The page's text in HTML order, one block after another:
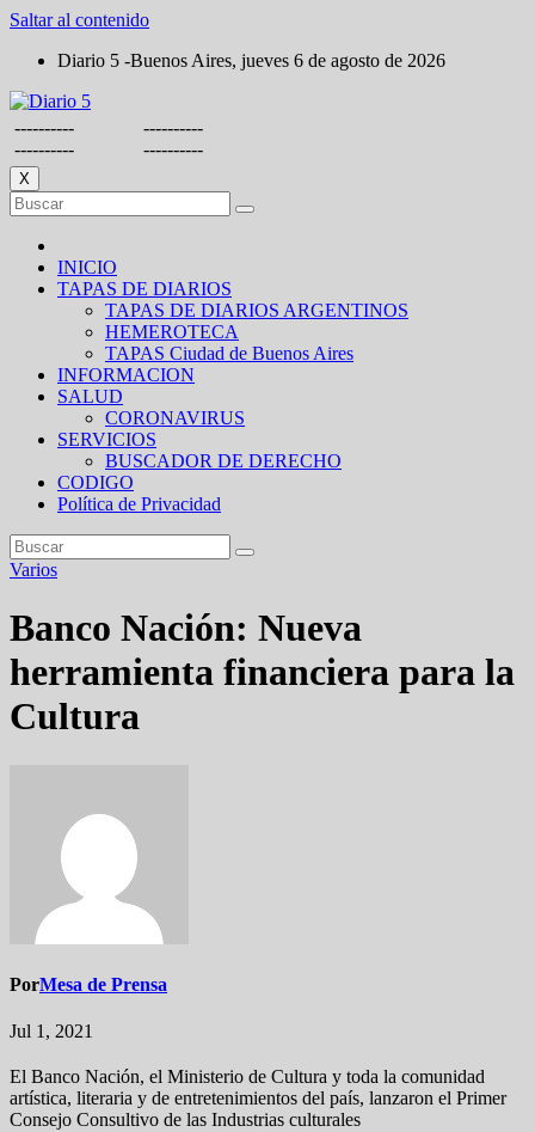
Saltar al contenido
Diario 5 -Buenos Aires, jueves 6 de agosto de 2026
----------
----------
----------
----------
X
INICIO
TAPAS DE DIARIOS
TAPAS DE DIARIOS ARGENTINOS
HEMEROTECA
TAPAS Ciudad de Buenos Aires
INFORMACION
SALUD
CORONAVIRUS
SERVICIOS
BUSCADOR DE DERECHO
CODIGO
Política de Privacidad
Varios
Banco Nación: Nueva
herramienta financiera para la
Cultura
PorMesa de Prensa
Jul 1, 2021
El Banco Nación, el Ministerio de Cultura y toda la comunidad
artística, literaria y de entretenimientos del país, lanzaron el Primer
Consejo Consultivo de las Industrias culturales